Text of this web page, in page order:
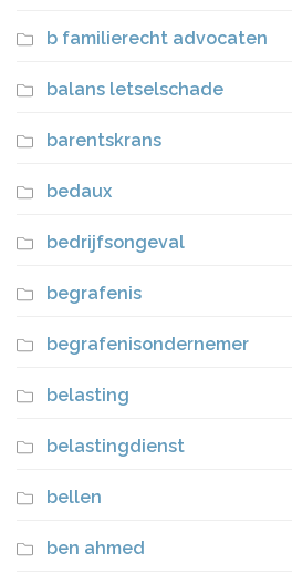
b familierecht advocaten
balans letselschade
barentskrans
bedaux
bedrijfsongeval
begrafenis
begrafenisondernemer
belasting
belastingdienst
bellen
ben ahmed